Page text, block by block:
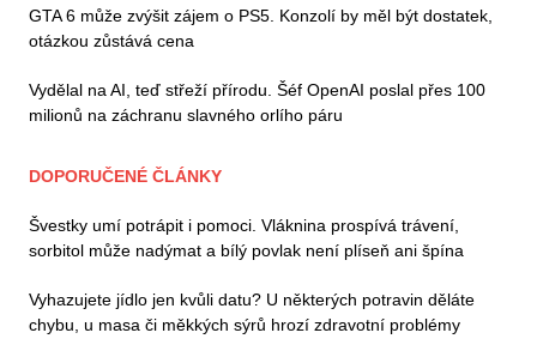
GTA 6 může zvýšit zájem o PS5. Konzolí by měl být dostatek,
otázkou zůstává cena
Vydělal na AI, teď střeží přírodu. Šéf OpenAI poslal přes 100
milionů na záchranu slavného orlího páru
DOPORUČENÉ ČLÁNKY
Švestky umí potrápit i pomoci. Vláknina prospívá trávení,
sorbitol může nadýmat a bílý povlak není plíseň ani špína
Vyhazujete jídlo jen kvůli datu? U některých potravin děláte
chybu, u masa či měkkých sýrů hrozí zdravotní problémy